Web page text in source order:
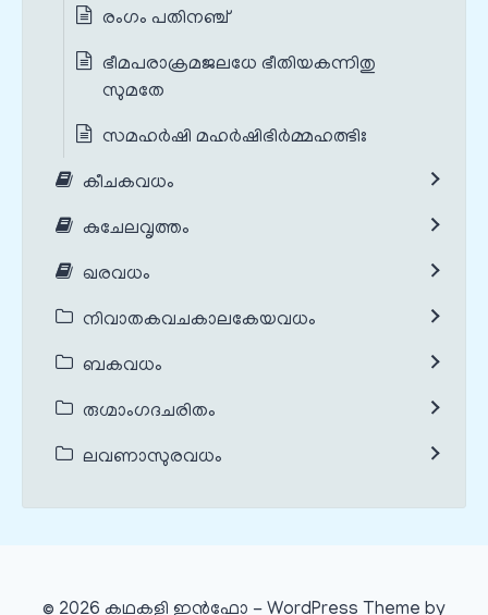
രംഗം പതിനഞ്ച്
ഭീമപരാക്രമജലധേ ഭീതിയകന്നിതു
സുമതേ
സമഹർഷി മഹർഷിഭിർമ്മഹത്ഭിഃ
കീചകവധം
കുചേലവൃത്തം
ഖരവധം
നിവാതകവചകാലകേയവധം
ബകവധം
രുഗ്മാംഗദചരിതം
ലവണാസുരവധം
© 2026 കഥകളി ഇൻഫോ - WordPress Theme by